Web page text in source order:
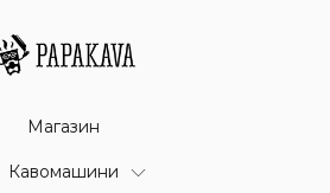
Магазин
Кавомашини